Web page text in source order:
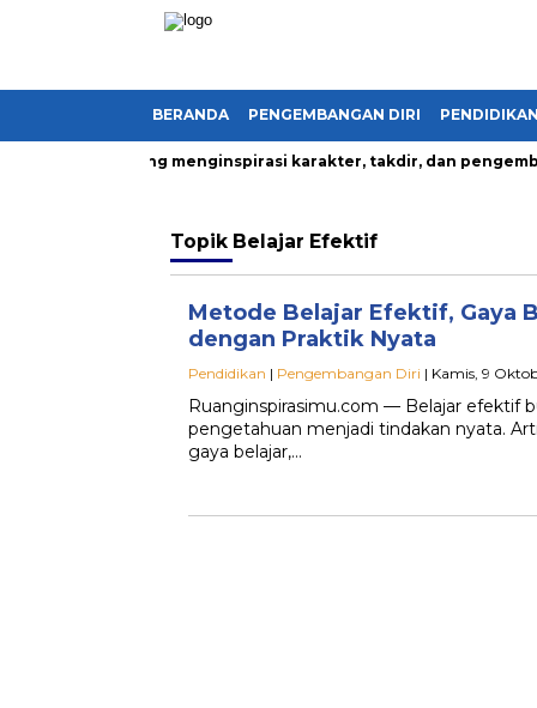
BERANDA PENGEMBANGAN DIRI
kehidupan yang menginspirasi karakter, takdir, dan
Topik Belajar Efektif
Metode Belajar Efektif, Gaya
dengan Praktik Nyata
Pendidikan | Pengembangan Diri | Kamis, 9
Ruanginspirasimu.com — Belajar efektif
pengetahuan menjadi tindakan nyata.
gaya belajar,…